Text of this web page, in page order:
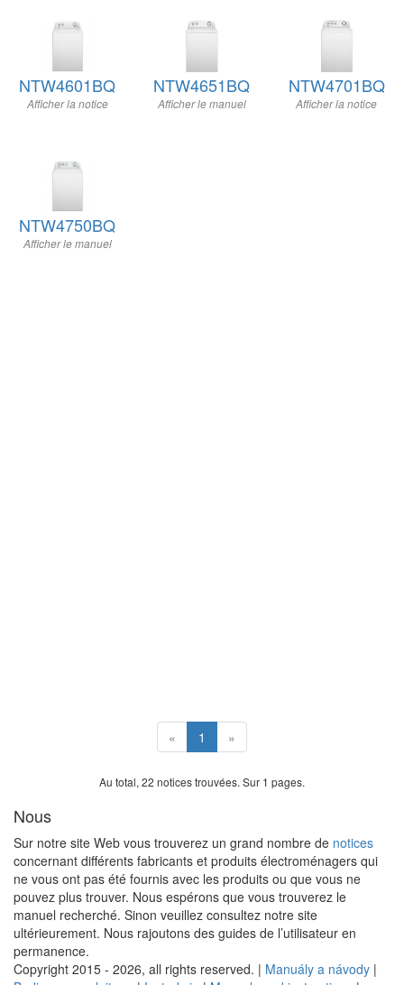
NTW4601BQ
Afficher la notice
NTW4651BQ
Afficher le manuel
NTW4701BQ
Afficher la notice
NTW4750BQ
Afficher le manuel
« 1 »
Au total, 22 notices trouvées. Sur 1 pages.
Nous
Sur notre site Web vous trouverez un grand nombre de notices
concernant différents fabricants et produits électroménagers qui
ne vous ont pas été fournis avec les produits ou que vous ne
pouvez plus trouver. Nous espérons que vous trouverez le
manuel recherché. Sinon veuillez consultez notre site
ultérieurement. Nous rajoutons des guides de l’utilisateur en
permanence.
Copyright 2015 - 2026, all rights reserved. | Manuály a návody |